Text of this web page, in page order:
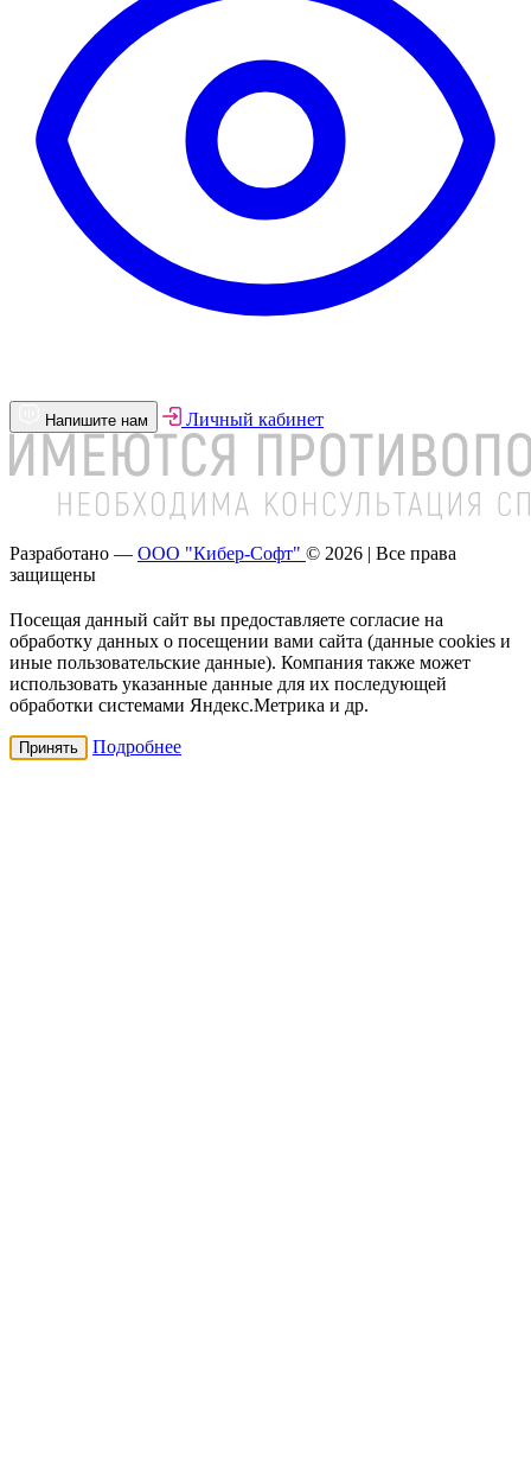
Напишите нам Личный кабинет
Разработано — ООО "Кибер-Софт" © 2026 | Все права
защищены
Посещая данный сайт вы предоставляете согласие на
обработку данных о посещении вами сайта (данные cookies и
иные пользовательские данные). Компания также может
использовать указанные данные для их последующей
обработки системами Яндекс.Метрика и др.
Принять Подробнее